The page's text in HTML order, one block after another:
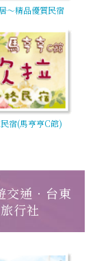
～精品優質民宿
宿(馬亨亨C館)
交通‧台東
行社